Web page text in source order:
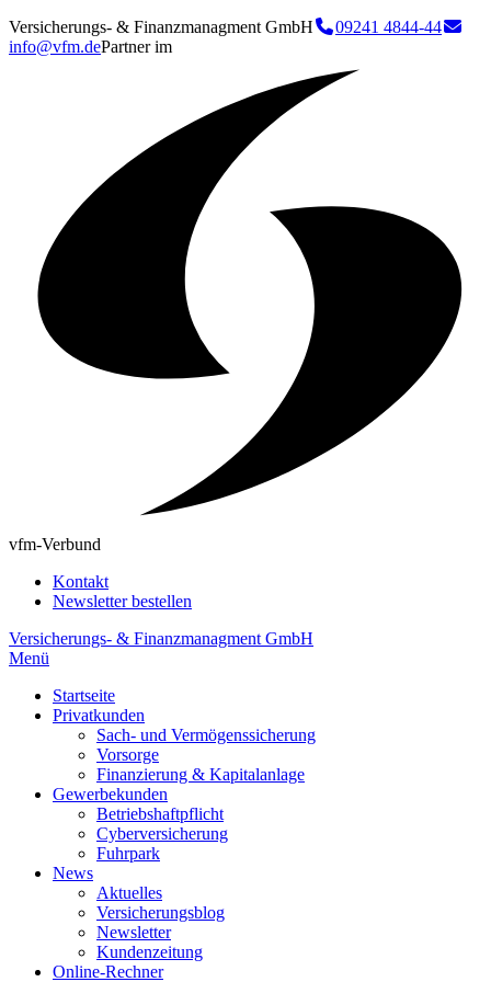
Versicherungs- & Finanzmanagment GmbH
09241 4844-44
info@vfm.dePartner im
vfm-Verbund
Kontakt
Newsletter bestellen
Versicherungs- & Finanzmanagment GmbH
Menü
Startseite
Privatkunden
Sach- und Vermögenssicherung
Vorsorge
Finanzierung & Kapitalanlage
Gewerbekunden
Betriebshaftpflicht
Cyberversicherung
Fuhrpark
News
Aktuelles
Versicherungsblog
Newsletter
Kundenzeitung
Online-Rechner